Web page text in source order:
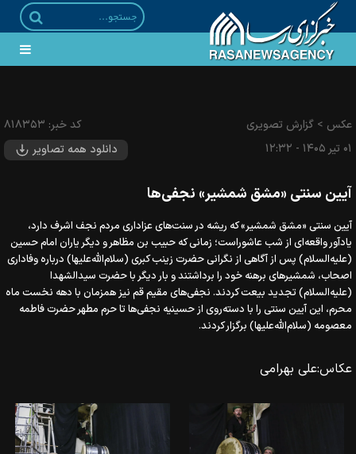
عکس > گزارش تصویری
۰۱ تير ۱۴۰۵ - ۱۲:۳۲
کد خبر: ۸۱۸۳۵۳
دانلود همه تصاویر
آیین سنتی «مشق شمشیر» نجفی‌ها
آیین سنتی «مشق شمشیر» که ریشه در سنت‌های عزاداری مردم نجف اشرف دارد،
یادآور واقعه‌ای از شب عاشوراست؛ زمانی که حبیب بن مظاهر و دیگر یاران امام حسین
(علیه‌السلام) پس از آگاهی از نگرانی حضرت زینب کبری (سلام‌الله‌علیها) درباره وفاداری
اصحاب، شمشیرهای برهنه خود را برداشتند و بار دیگر با حضرت سیدالشهدا
(علیه‌السلام) تجدید بیعت کردند. نجفی‌های مقیم قم نیز همزمان با دهه نخست ماه
محرم، این آیین سنتی را با دسته‌روی از حسینیه نجفی‌ها تا حرم مطهر حضرت فاطمه
معصومه (سلام‌الله‌علیها) برگزار کردند.
عکاس:علی بهرامی